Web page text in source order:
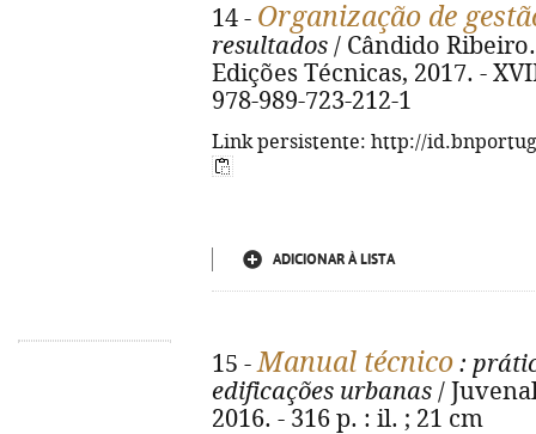
14 - Organização de
resultados / Cândido
Edições Técnicas, 2017. -
978-989-723-212-1
Link persistente: http://
ADICIONAR À LISTA
15 -Manual técnico :
edificações urbanas /
2016. - 316 p. : il. ; 21 cm